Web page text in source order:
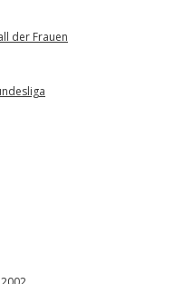
der Frauen